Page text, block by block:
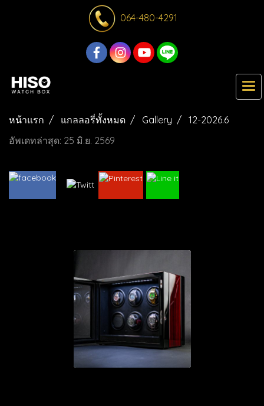
064-480-4291
หน้าแรก แกลลอรี่ทั้งหมด Gallery
12-2026.6
อัพเดทล่าสุด: 25 มิ.ย. 2569